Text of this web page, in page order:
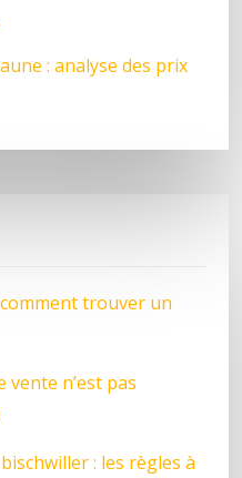
: analyse des prix
trouver un
vente n’est pas
: les règles à